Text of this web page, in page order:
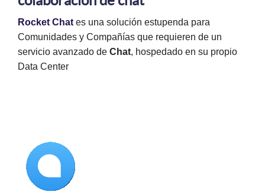
Rocket Chat es una solución estupenda para
Comunidades y Compañías que requieren de un
servicio avanzado de Chat, hospedado en su propio
Data Center